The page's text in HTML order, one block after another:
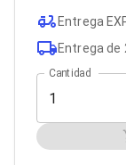
Protectores
Cables para
Bobinas
Cableado
Cinchos
Adaptadores
Adaptadores PC
Entrega
Entrega de
Cantidad